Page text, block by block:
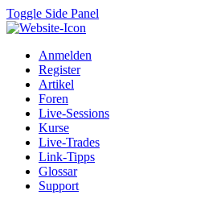
Toggle Side Panel
Anmelden
Register
Artikel
Foren
Live-Sessions
Kurse
Live-Trades
Link-Tipps
Glossar
Support